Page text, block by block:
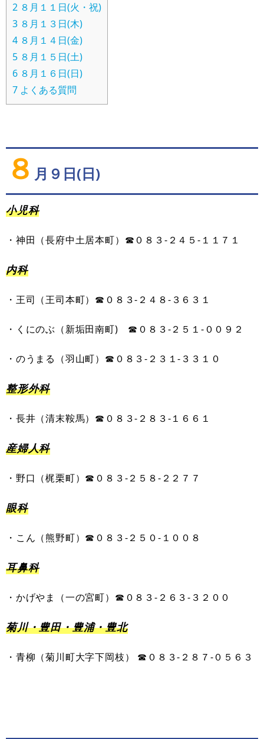
2 ８月１１日(火・祝)
3 ８月１３日(木)
4 ８月１４日(金)
5 ８月１５日(土)
6 ８月１６日(日)
7 よくある質問
８ 月９日(日)
小児科
・ 神田 （長府中土居本町） ☎０８３- ２４５- １１７１
内科
・ 王司 （王司本町） ☎０８３- ２ ４ ８- ３６３１
・ くにのぶ （新垢田南町) ☎０８３-２５１ -００９２
・ のうまる （羽山町） ☎０８３- ２３１- ３３１０
整形外科
・ 長井 （清末鞍馬） ☎︎０８３- ２８３-１６６１
産婦人科
・ 野口 （梶栗町） ☎０８３-２５８- ２２７７
眼科
・ こん （熊野町） ☎０８３-２５０- １００８
耳鼻科
・ かげやま （一の宮町） ☎０８３- ２６３- ３２００
菊川・豊田・豊浦・豊北
・ 青柳 （菊川町大字下岡枝） ☎０８３- ２８７ -０５６３